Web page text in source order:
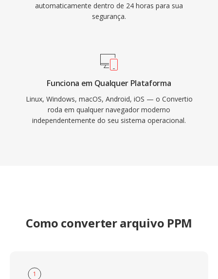
automaticamente dentro de 24 horas para sua
segurança.
Funciona em Qualquer Plataforma
Linux, Windows, macOS, Android, iOS — o Convertio
roda em qualquer navegador moderno
independentemente do seu sistema operacional.
Como converter arquivo PPM
1